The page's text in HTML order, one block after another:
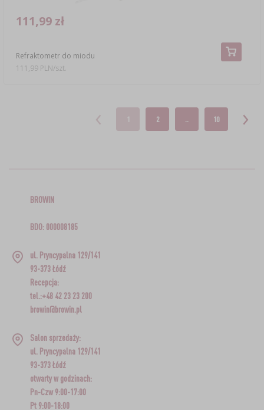
Refraktometr do miodu
111,99 zł
111,99 PLN/szt.
1 2 .. 10
BROWIN
BDO: 000008185
ul. Pryncypalna 129/141
93-373 Łódź
Recepcja:
tel.:+48 42 23 23 200
browin@browin.pl
Salon sprzedaży:
ul. Pryncypalna 129/141
93-373 Łódź
otwarty w godzinach:
Pn-Czw 9:00-17:00
Pt 9:00-18:00